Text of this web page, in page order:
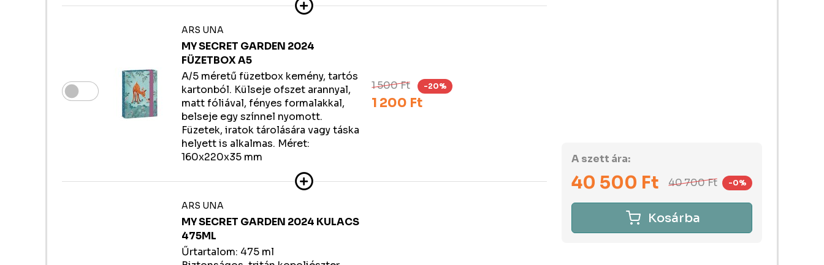
ARS UNA
MY SECRET GARDEN 2024
FÜZETBOX A5
A/5 méretű füzetbox kemény, tartós
kartonból. Külseje ofszet arannyal,
matt fóliával, fényes formalakkal,
belseje egy színnel nyomott.
Füzetek, iratok tárolására vagy táska
helyett is alkalmas. Méret:
160x220x35 mm
1 500 Ft -20%
1 200 Ft
ARS UNA
MY SECRET GARDEN 2024 KULACS
475ML
Űrtartalom: 475 ml
A szett ára:
40 500 Ft 40 700Ft -0%
Kosárba